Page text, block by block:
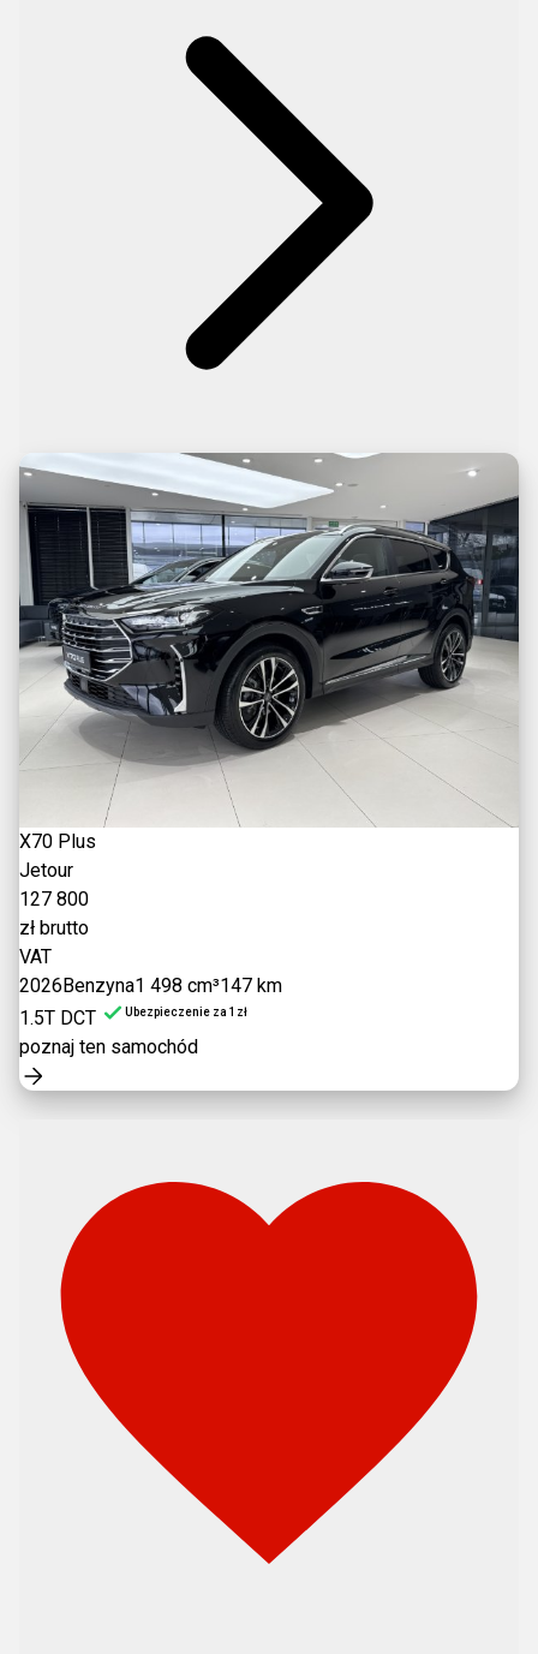
X70 Plus
Jetour
127 800
zł brutto
VAT
2026Benzyna1 498 cm³147 km
1.5T DCT
Ubezpieczenie za 1zł
poznaj ten samochód